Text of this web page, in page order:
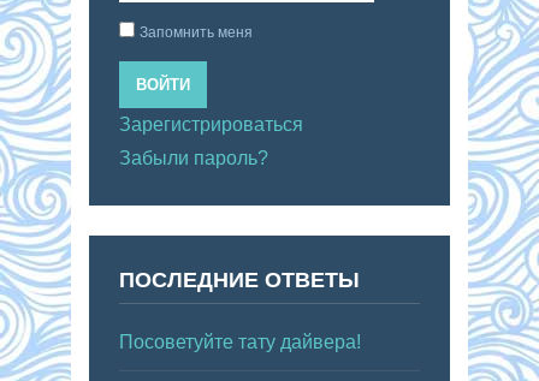
Запомнить меня
ВОЙТИ
Зарегистрироваться
Забыли пароль?
ПОСЛЕДНИЕ ОТВЕТЫ
Посоветуйте тату дайвера!